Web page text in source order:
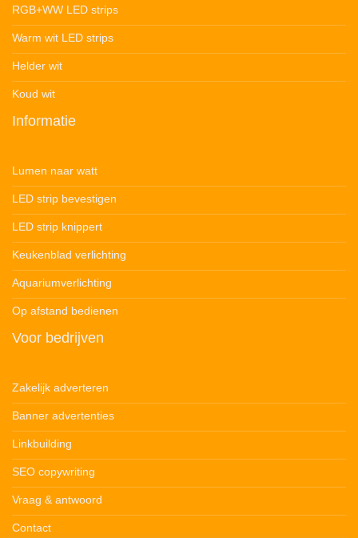
RGB+WW LED strips
Warm wit LED strips
Helder wit
Koud wit
Informatie
Lumen naar watt
LED strip bevestigen
LED strip knippert
Keukenblad verlichting
Aquariumverlichting
Op afstand bedienen
Voor bedrijven
Zakelijk adverteren
Banner advertenties
Linkbuilding
SEO copywriting
Vraag & antwoord
Contact